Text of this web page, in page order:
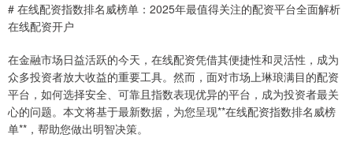
# 在线配资指数排名威榜单：2025年最值得关注的配资平台全面解析
在线配资开户
在金融市场日益活跃的今天，在线配资凭借其便捷性和灵活性，成为
众多投资者放大收益的重要工具。然而，面对市场上琳琅满目的配资
平台，如何选择安全、可靠且指数表现优异的平台，成为投资者最关
心的问题。本文将基于最新数据，为您呈现**在线配资指数排名威榜
单**，帮助您做出明智决策。